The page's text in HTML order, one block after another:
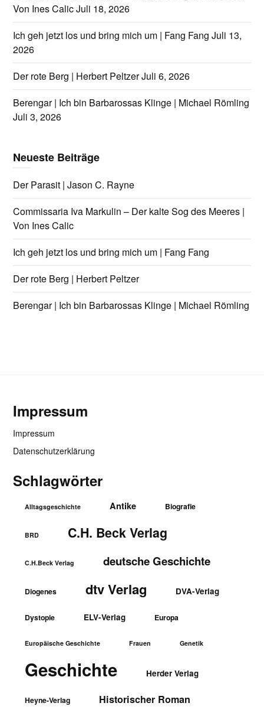
Von Ines CalicJuli 18, 2026
Ich geh jetzt los und bring mich um | Fang Fang Juli 13,
2026
Der rote Berg | Herbert PeltzerJuli 6, 2026
Berengar | Ich bin Barbarossas Klinge | Michael Römling
Juli 3, 2026
Neueste Beiträge
Der Parasit | Jason C. Rayne
Commissaria Iva Markulin – Der kalte Sog des Meeres |
Von Ines Calic
Ich geh jetzt los und bring mich um | Fang Fang
Der rote Berg | Herbert Peltzer
Berengar | Ich bin Barbarossas Klinge | Michael Römling
Impressum
Impressum
Datenschutzerklärung
Schlagwörter
Alltagsgeschichte Antike Biografie
BRD C.H. Beck Verlag
C.H.Beck Verlag deutsche Geschichte
Diogenes dtv Verlag DVA-Verlag
Dystopie ELV-Verlag Europa
Europäische Geschichte Frauen Genetik
Geschichte Herder Verlag
Heyne-Verlag Historischer Roman